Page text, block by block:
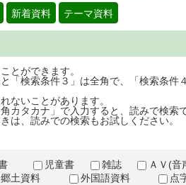
新着資料 テーマ資料
とができます。
「検索条件３」は全角で、「検索条件
ないことがあります。
カタカナ」で入力すると、読みで検索
は、読みでの検索もお試しください。
書 児童書 雑誌 ＡＶ(
郷土資料
外国語資料 点